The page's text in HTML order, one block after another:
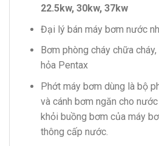
22.5kw, 30kw, 37kw
Đại lý bán máy bơm nước
Bơm phòng cháy chữa
hỏa Pentax
Phớt máy bơm dùng là bộ
và cánh bơm ngăn cho
khỏi buồng bơm của máy
thông cấp nước.